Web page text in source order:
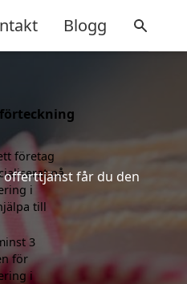
Blogg
offerttjänst får du den
företag
på
i
till
3
för
i